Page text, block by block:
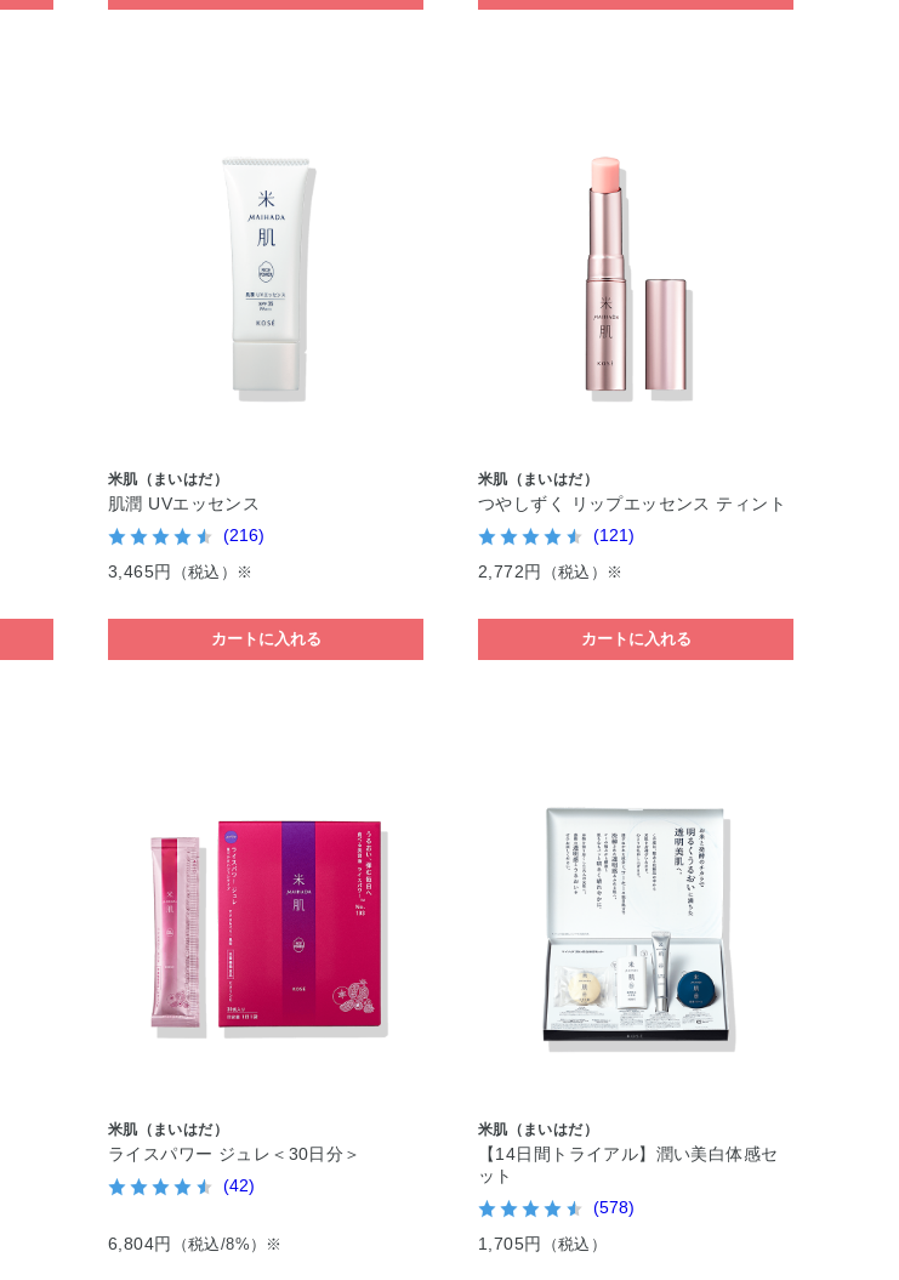
米肌（まいはだ）
肌潤 UVエッセンス
(216)
3,465円
（税込）※
カートに入れる
米肌（まいはだ）
つやしずく リップエッセンス ティント
(121)
2,772円
（税込）※
カートに入れる
米肌（まいはだ）
ライスパワー ジュレ＜30日分＞
(42)
6,804円 （税込/8%）※
米肌（まいはだ）
【14日間トライアル】潤い美白体感セ
ット
(578)
1,705円
（税込）